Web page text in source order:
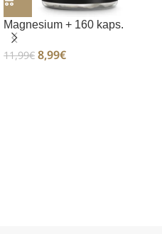
Magnesium + 160 kaps.
11,99€ 8,99€